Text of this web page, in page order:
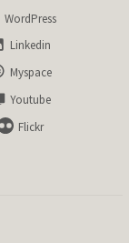
WordPress
Linkedin
Myspace
Youtube
Flickr